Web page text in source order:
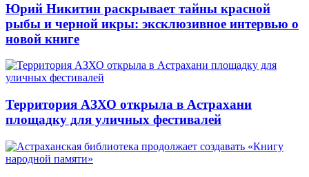
Юрий Никитин раскрывает тайны красной
рыбы и черной икры: эксклюзивное интервью о
новой книге
Территория АЗХО открыла в Астрахани
площадку для уличных фестивалей